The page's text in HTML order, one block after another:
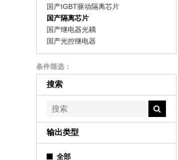
国产IGBT驱动隔离芯片
国产隔离芯片
国产继电器光耦
国产光控继电器
条件筛选：
搜索
输出类型
全部